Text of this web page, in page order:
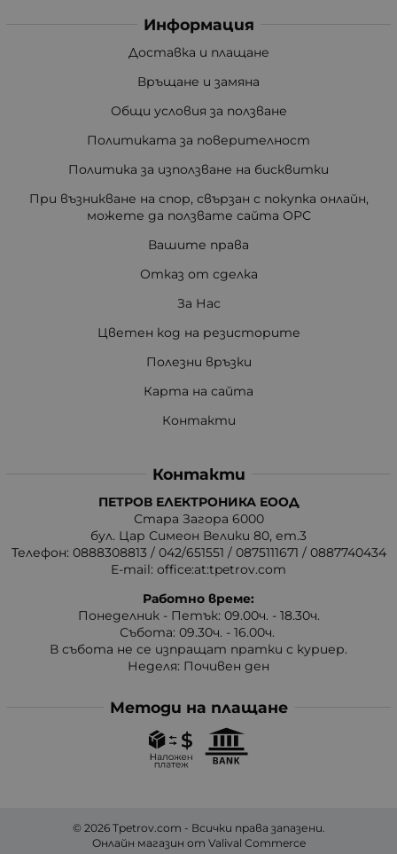
Информация
Доставка и плащане
Връщане и замяна
Общи условия за ползване
Политиката за поверителност
Политика за използване на бисквитки
При възникване на спор, свързан с покупка онлайн,
можете да ползвате сайта ОРС
Вашите права
Отказ от сделка
За Нас
Цветен код на резисторите
Полезни връзки
Карта на сайта
Контакти
Контакти
ПЕТРОВ ЕЛЕКТРОНИКА ЕООД
Стара Загора 6000
бул. Цар Симеон Велики 80, ет.3
Телефон: 0888308813 / 042/651551 / 0875111671 / 0887740434
E-mail: office:at:tpetrov.com
Работно време:
Понеделник - Петък: 09.00ч. - 18.30ч.
Събота: 09.30ч. - 16.00ч.
В събота не се изпращат пратки с куриер.
Неделя: Почивен ден
Методи на плащане
© 2026 Tpetrov.com - Всички права запазени.
Онлайн магазин от Valival Commerce